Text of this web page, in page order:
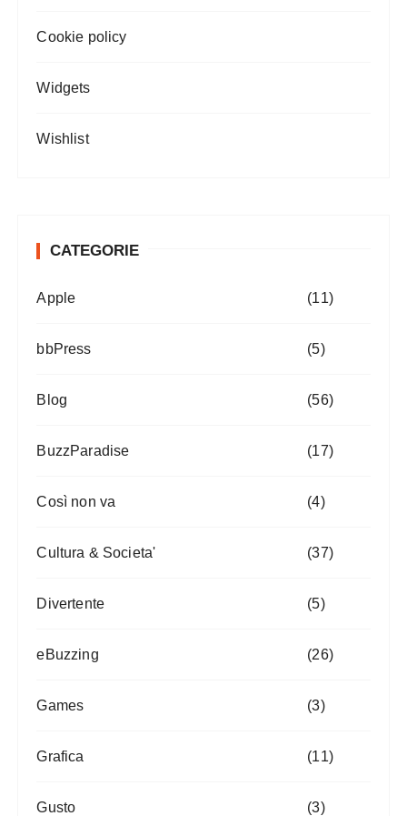
Cookie policy
Widgets
Wishlist
CATEGORIE
Apple (11)
bbPress (5)
Blog (56)
BuzzParadise (17)
Così non va (4)
Cultura & Societa' (37)
Divertente (5)
eBuzzing (26)
Games (3)
Grafica (11)
Gusto (3)